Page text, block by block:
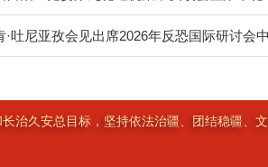
·吐尼亚孜会见出席2026年反恐国际研讨会
治久安总目标，坚持依法治疆、团结稳疆、